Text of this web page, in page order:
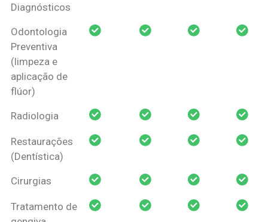
Diagnósticos
Odontologia
Preventiva
(limpeza e
aplicação de
flúor)
Radiologia
Restaurações
(Dentística)
Cirurgias
Tratamento de